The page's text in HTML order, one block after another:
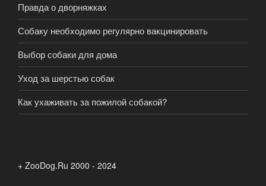
Правда о дворняжках
Собаку необходимо регулярно вакцинировать
Выбор собаки для дома
Уход за шерстью собак
Как ухаживать за пожилой собакой?
+ ZooDog.Ru 2000 - 2024